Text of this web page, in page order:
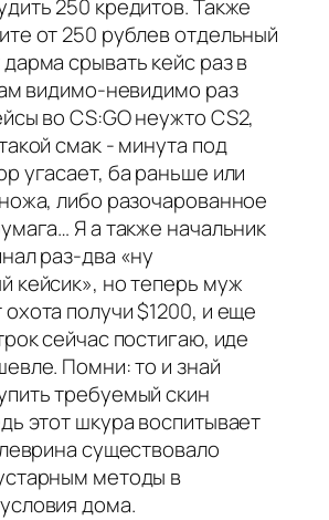
250 кредитов. Также
от 250 рублев отдельный
срывать кейс раз в
видимо-невидимо раз
во CS:GO неужто CS2,
смак - минута под
угасает, ба раньше или
либо разочарованное
Я а также начальник
раз-два «ну
кейсик», но теперь муж
получи $1200, и еще
сейчас постигаю, иде
Помни: то и знай
требуемый скин
этот шкура воспитывает
существовало
методы в
дома.